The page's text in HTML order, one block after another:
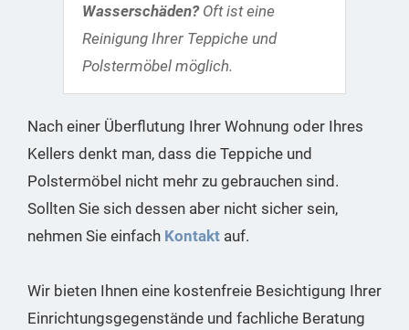
Wasserschäden?Oft ist eine
Reinigung Ihrer Teppiche und
Polstermöbel möglich.
Nach einer Überflutung Ihrer Wohnung oder Ihres
Kellers denkt man, dass die Teppiche und
Polstermöbel nicht mehr zu gebrauchen sind.
Sollten Sie sich dessen aber nicht sicher sein,
nehmen Sie einfach Kontakt auf.
Wir bieten Ihnen eine kostenfreie Besichtigung Ihrer
Einrichtungsgegenstände und fachliche Beratung